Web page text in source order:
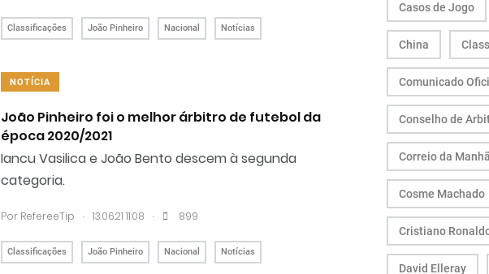
Classificações João Pinheiro Nacional Notícias
NOTÍCIA
João Pinheiro foi o melhor árbitro de futebol da
época 2020/2021
Iancu Vasilica e João Bento descem à segunda
categoria.
Por RefereeTip . 13.06.21 11:08 . 899
Classificações João Pinheiro Nacional Notícias
Casos de Jogo
China
Comunicado
Conselho de
Correio da Manhã
Cosme Machado
Cristiano
David Elleray